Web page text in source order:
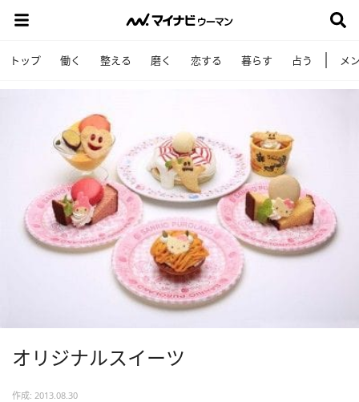
トップ 働く 整える 磨く 恋する 暮らす 占う メ
オリジナルスイーツ
作成: 2013.08.30